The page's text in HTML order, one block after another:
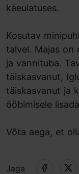
käeulatuses.
Kosutav
talvel. Majas on
ja vannituba.
täiskasvanut,
täiskasvanut ja
ööbimisele
Võta aega, et
Jaga